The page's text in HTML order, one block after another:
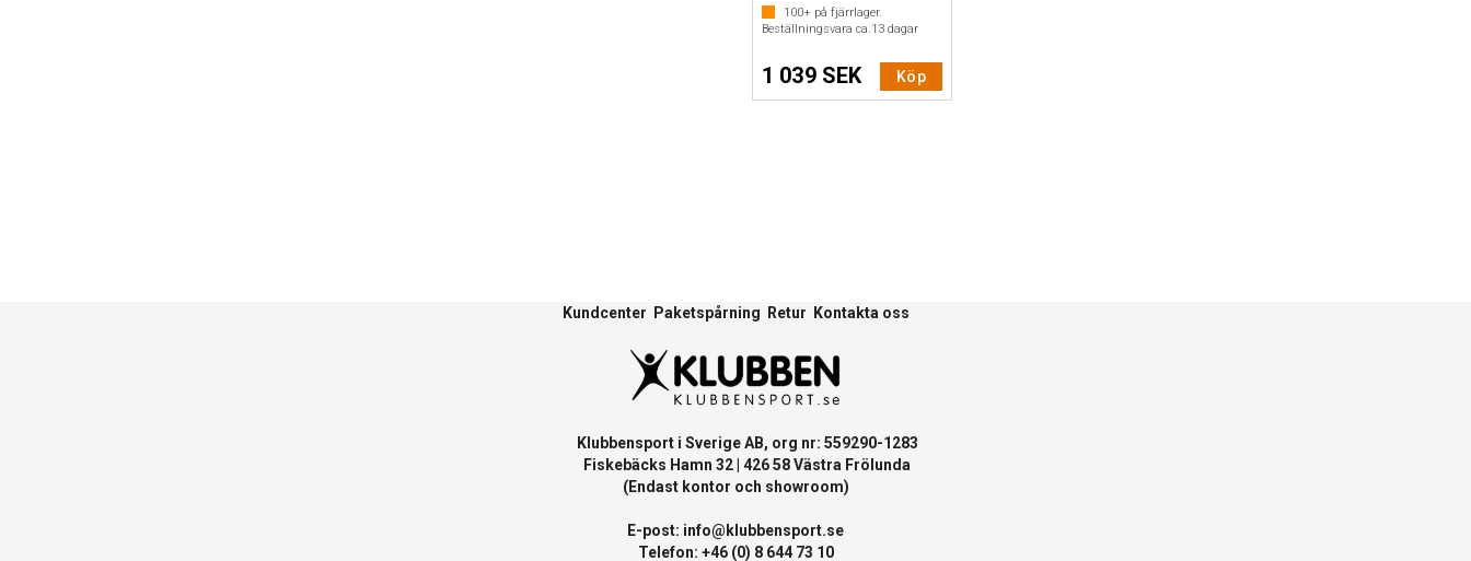
100+ på fjärrlager.
Beställningsvara ca.13 dagar
1 039 SEK Köp
Kundcenter Paketspårning Retur Kontakta oss
Klubbensport i Sverige AB, org nr: 559290-1283
Fiskebäcks Hamn 32 | 426 58 Västra Frölunda
(Endast kontor och showroom)
E-post: info@klubbensport.se
Telefon: +46 (0) 8 644 73 10